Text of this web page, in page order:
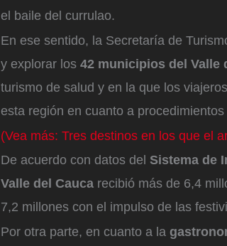
el baile del currulao.
En ese sentido, la Secretaría de
y explorar los 42 municipios del Valle
turismo de salud y en la que los
esta región en cuanto a
(Vea más: Tres destinos en los que el
De acuerdo con datos del Sistema de
Valle del Cauca recibió más de 6,4
7,2 millones con el impulso de las
Por otra parte, en cuanto a la